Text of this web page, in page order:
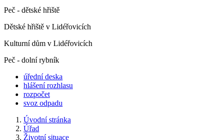
Peč - dětské hřiště
Dětské hřiště v Lidéřovicích
Kulturní dům v Lidéřovicích
Peč - dolní rybník
úřední deska
hlášení rozhlasu
rozpočet
svoz odpadu
Úvodní stránka
Úřad
Životní situace